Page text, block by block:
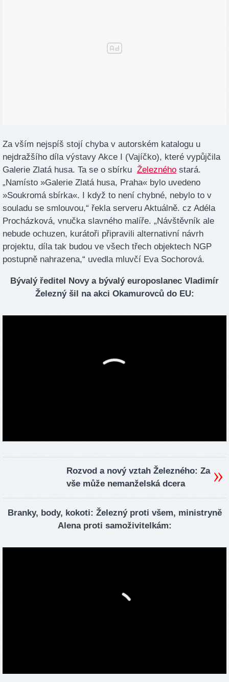
Za vším nejspíš stojí chyba v autorském katalogu u
nejdražšího díla výstavy Akce I (Vajíčko), které vypůjčila
Galerie Zlatá husa. Ta se o sbírku Železného stará.
„Namísto »Galerie Zlatá husa, Praha« bylo uvedeno
»Soukromá sbírka«. I když to není chybné, nebylo to v
souladu se smlouvou,“ řekla serveru Aktuálně. cz Adéla
Procházková, vnučka slavného malíře. „Návštěvník ale
nebude ochuzen, kurátoři připravili alternativní návrh
projektu, díla tak budou ve všech třech objektech NGP
postupně nahrazena,“ uvedla mluvčí Eva Sochorová.
Bývalý ředitel Novy a bývalý europoslanec Vladimír
Železný šil na akci Okamurovců do EU:
Rozvod a nový vztah Železného: Za
vše může nemanželská dcera
Branky, body, kokoti: Železný proti všem, ministryně
Alena proti samoživitelkám: